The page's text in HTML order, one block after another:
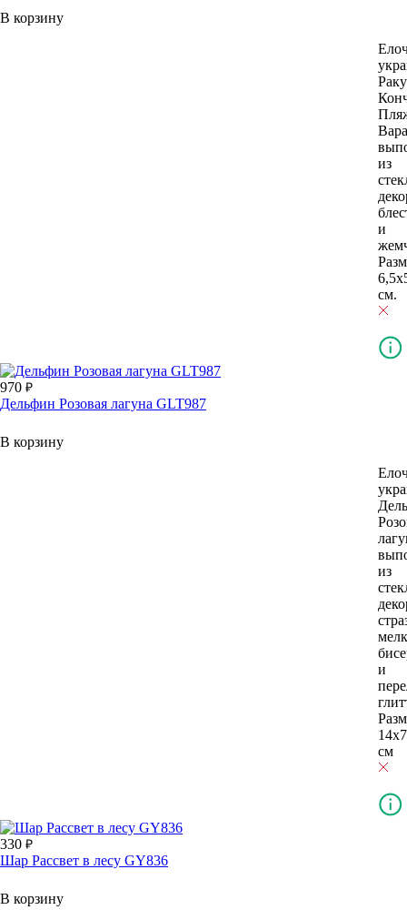
В корзину
из
и
см.
970
Дельфин Розовая лагуна GLT987
В корзину
из
и
см
330
Шар Рассвет в лесу GY836
В корзину